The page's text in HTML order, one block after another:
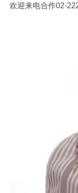
欢迎来电合作02-